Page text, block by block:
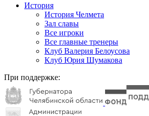
История
История Челмета
Зал славы
Все игроки
Все главные тренеры
Клуб Валерия Белоусова
Клуб Юрия Шумакова
При поддержке: